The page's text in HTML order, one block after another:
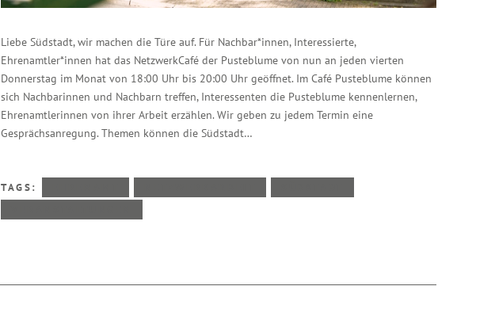
Liebe Südstadt, wir machen die Türe auf. Für Nachbar*innen, Interessierte,
Ehrenamtler*innen hat das NetzwerkCafé der Pusteblume von nun an jeden vierten
Donnerstag im Monat von 18:00 Uhr bis 20:00 Uhr geöffnet. Im Café Pusteblume können
sich Nachbarinnen und Nachbarn treffen, Interessenten die Pusteblume kennenlernen,
Ehrenamtlerinnen von ihrer Arbeit erzählen. Wir geben zu jedem Termin eine
Gesprächsanregung. Themen können die Südstadt…
TAGS: